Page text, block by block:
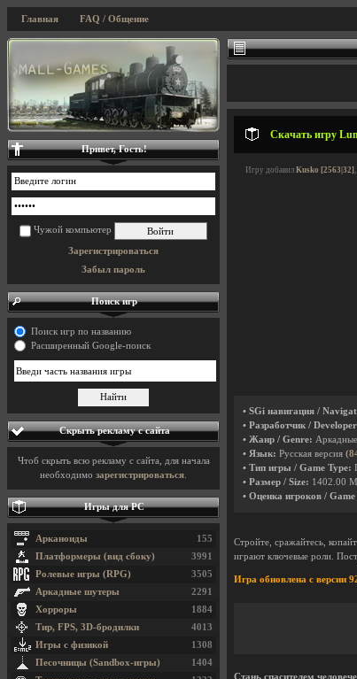
Главная FAQ / Общение
Скачать игру
Игру добавил Kusko [2563|32]
• SGi навигация /
• Разработчик /
• Жанр / Genre:
• Язык: Русская версия
• Тип игры / Game Type:
• Размер / Size: 1402.00
• Оценка игроков / Game
Стройте, сражайтесь,
играют ключевые роли.
Игра обновлена с версии
Стань спасителем
Привет, Гость!
Чужой компьютер
Зарегистрироваться
Забыл пароль
Поиск игр
Поиск игр по названию
Расширенный Google-поиск
Скрыть рекламу с сайта
Чтоб скрыть всю рекламу с сайта, для начала
необходимо зарегистрироваться
Игры для PC
155
Арканоиды
3991
Платформеры (вид сбоку)
3505
Ролевые игры (RPG)
2291
Аркадные шутеры
1884
Хорроры
4013
Тир, FPS, 3D-бродилки
1308
Игры с физикой
1404
Песочницы (Sandbox-игры)